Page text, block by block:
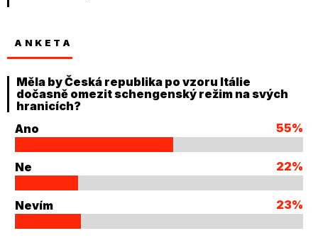
ANKETA
Měla by Česká republika po vzoru Itálie
dočasně omezit schengenský režim na svých
hranicích?
Ano
55%
Ne 22%
Nevím 23%